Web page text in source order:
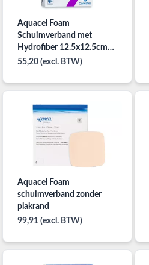
Aquacel Foam
Schuimverband met
Hydrofiber 12.5x12.5cm
per 10ST
55,20 (excl. BTW)
Aquacel Foam
schuimverband zonder
plakrand
99,91 (excl. BTW)